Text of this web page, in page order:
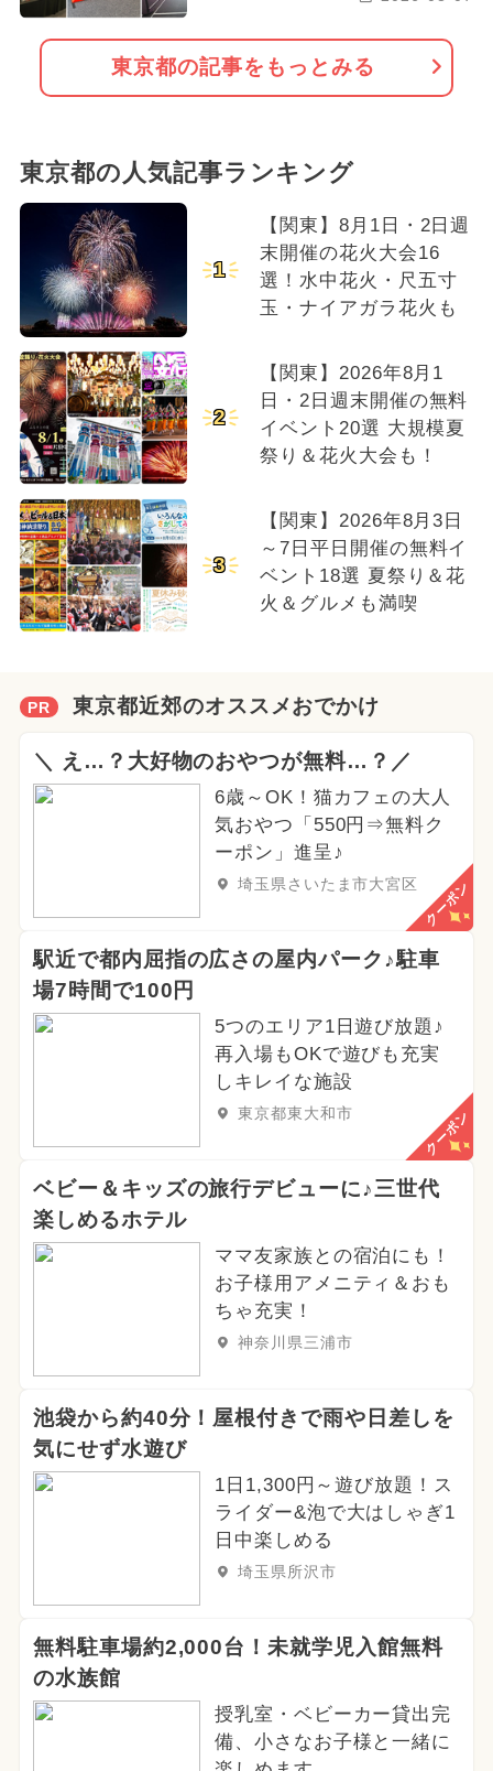
東京都の記事をもっとみる
東京都の人気記事ランキング
1
【関東】8月1日・2日週
末開催の花火大会16
選！水中花火・尺五寸
玉・ナイアガラ花火も
2
【関東】2026年8月1
日・2日週末開催の無料
イベント20選 大規模夏
祭り＆花火大会も！
3
【関東】2026年8月3日
～7日平日開催の無料イ
ベント18選 夏祭り＆花
火＆グルメも満喫
PR 東京都近郊のオススメおでかけ
＼ え…？大好物のおやつが無料…？／
6歳～OK！猫カフェの大人
気おやつ「550円⇒無料ク
ーポン」進呈♪
埼玉県さいたま市大宮区 クーポン
駅近で都内屈指の広さの屋内パーク♪駐車
場7時間で100円
5つのエリア1日遊び放題♪
再入場もOKで遊びも充実
しキレイな施設
東京都東大和市 クーポン
ベビー＆キッズの旅行デビューに♪三世代
楽しめるホテル
ママ友家族との宿泊にも！
お子様用アメニティ＆おも
ちゃ充実！
神奈川県三浦市
池袋から約40分！屋根付きで雨や日差しを
気にせず水遊び
1日1,300円～遊び放題！ス
ライダー&泡で大はしゃぎ1
日中楽しめる
埼玉県所沢市
無料駐車場約2,000台！未就学児入館無料
の水族館
授乳室・ベビーカー貸出完
備、小さなお子様と一緒に